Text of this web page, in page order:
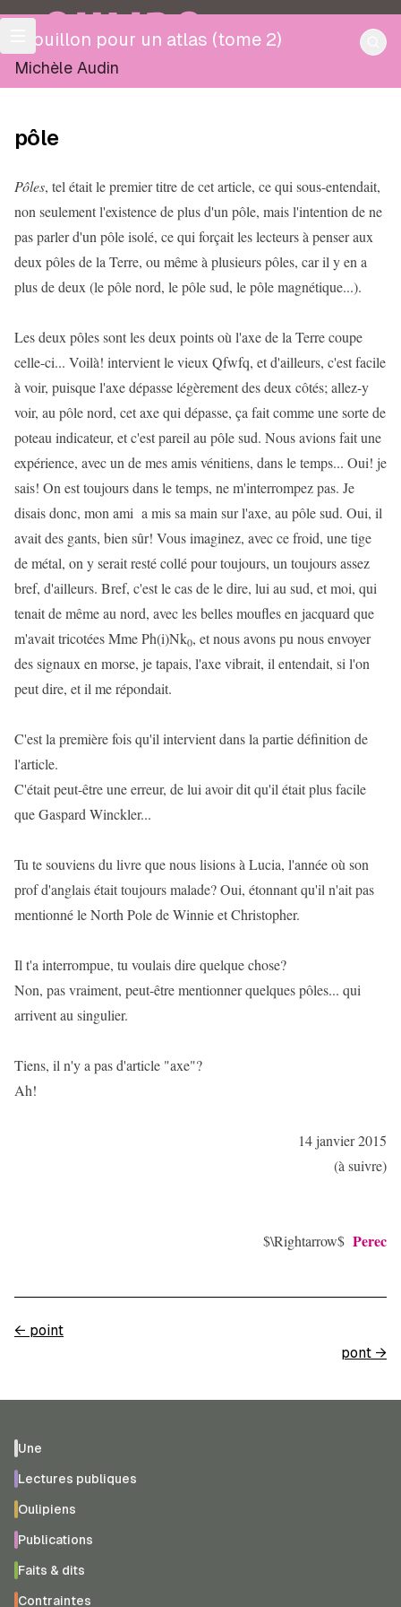
OULIPO
Brouillon pour un atlas (tome 2)
Michèle Audin
pôle
Pôles, tel était le premier titre de cet article, ce qui sous-entendait,
non seulement l'existence de plus d'un pôle, mais l'intention de ne
pas parler d'un pôle isolé, ce qui forçait les lecteurs à penser aux
deux pôles de la Terre, ou même à plusieurs pôles, car il y en a
plus de deux (le pôle nord, le pôle sud, le pôle magnétique...).
Les deux pôles sont les deux points où l'axe de la Terre coupe
celle-ci... Voilà! intervient le vieux Qfwfq, et d'ailleurs, c'est facile
à voir, puisque l'axe dépasse légèrement des deux côtés; allez-y
voir, au pôle nord, cet axe qui dépasse, ça fait comme une sorte de
poteau indicateur, et c'est pareil au pôle sud. Nous avions fait une
expérience, avec un de mes amis vénitiens, dans le temps... Oui! je
sais! On est toujours dans le temps, ne m'interrompez pas. Je
disais donc, mon ami a mis sa main sur l'axe, au pôle sud. Oui, il
avait des gants, bien sûr! Vous imaginez, avec ce froid, une tige
de métal, on y serait resté collé pour toujours, un toujours assez
bref, d'ailleurs. Bref, c'est le cas de le dire, lui au sud, et moi, qui
tenait de même au nord, avec les belles moufles en jacquard que
m'avait tricotées Mme Ph(i)Nk0, et nous avons pu nous envoyer
des signaux en morse, je tapais, l'axe vibrait, il entendait, si l'on
peut dire, et il me répondait.
C'est la première fois qu'il intervient dans la partie définition de
l'article.
C'était peut-être une erreur, de lui avoir dit qu'il était plus facile
que Gaspard Winckler...
Tu te souviens du livre que nous lisions à Lucia, l'année où son
prof d'anglais était toujours malade? Oui, étonnant qu'il n'ait pas
mentionné le North Pole de Winnie et Christopher.
Il t'a interrompue, tu voulais dire quelque chose?
Non, pas vraiment, peut-être mentionner quelques pôles... qui
arrivent au singulier.
Tiens, il n'y a pas d'article "axe"?
Ah!
14 janvier 2015
(à suivre)
$\Rightarrow$ Perec
← point
pont →
Une
Lectures publiques
Oulipiens
Publications
Faits & dits
Contraintes